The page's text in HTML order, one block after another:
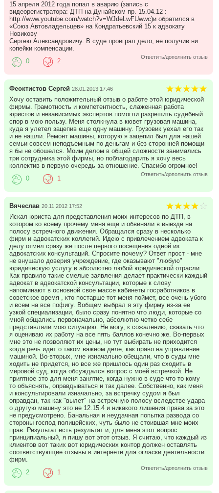
15 апреля 2012 года попал в аварию (запись с
видеорегистратора: ДТП на Дунайском пр. 15.04.12 :
http://www.youtube.com/watch?v=WJdeLwFUwwc)и обратился в
«Союз Автовладельцев» на Кондратьевский 15 к адвокату
Новикову
Сергею Александровичу. В суде проиграл дело, не получив ни
копейки компенсации.
Ответить/дополнить отзыв
0 2
Феоктистов Сергей 28.01.2013 17:46
Хочу оставить положительный отзыв о работе этой юридической
фирмы. Грамотность и компетентность, слаженная работа
юристов и независимых экспертов помогли разрешить судебный
спор в мою пользу. Меня столкнула в кювет грузовая машина,
куда я улетел зацепив еще одну машину. Грузовик уехал его так
и не нашли. Ремонт машины, которую я зацепил был для нашей
семьи совсем неподъемным по деньгам и без сторонней помощи
я бы не обошелся. Моим делом в общей сложности занимались
три сотрудника этой фирмы, но поблагодарить я хочу весь
коллектив в первую очередь за отношение. Спасибо огромное!
Ответить/дополнить отзыв
0 1
Вячеслав 20.11.2012 17:52
Искал юриста для представления моих интересов по ДТП, в
котором ко всему прочему меня еще и обвиняли в выезде на
полосу встречного движения. Обращался сразу в несколько
фирм и адвокатских коллегий. Идею с привлечением адвоката к
делу отмёл сразу же после первого посещения одной из
адвокатских консультаций. Спросите почему? Ответ прост - мне
не внушало доверия учреждение, где оказывают "любую"
юридическую услугу в абсолютно любой юридической отрасли.
Как правило такие смелые заявления делает практически каждый
адвокат в адвокатской консультации, которые к слову
напоминают в основной свое массе кабинеты госработников в
советское время , кто постарше тот меня поймет, все очень убого
и всем на все пофигу. Вобщем выбрал я эту фирму из-за ее
узкой специализации, было сразу понятно что люди, которые со
мной общались первоначально, абсолютно четко себе
представляли мою ситуацию. Не могу, к сожалению, сказать что
я оцениваю их работу на все пять баллов конечно же. Во-первых
мне это не позволяют их цены, но тут выбирать не приходится
когда речь идет о таком важном деле, как право на управление
машиной. Во-вторых, мне изначально обещали, что в суды мне
ходить не придется, но все же пришлось один раз сходить в
мировой суд, когда обсуждался вопрос с моей встречкой. Не
приятное это для меня занятие, когда нужно в суде что то кому
то объяснять, оправдываться и так далее. Собственно, как меня
и консультировали изначально, за встречку судом я был
оправдан, так как "вылет" на встречную полосу вследстве удара
о другую машину это не 12.15.4 и никакого лишения права за это
не предусмотрено. Банальная и неудачная попытка развода со
стороны господ полицейских, чуть было не стоившая мне моих
прав. Результат есть результат и, для меня этот вопрос
принципиальный, я пишу вот этот отзыв. Я считаю, что каждый из
клиентов вот таких вот юридических контор должен оставлять
соответствующие отзывы в интернете для огласки деятельности
фирм.
Ответить/дополнить отзыв
2 1